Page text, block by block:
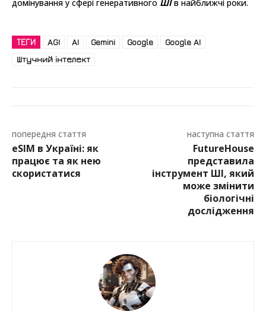
домінування у сфері генеративного ШІв найближчі роки.
ТЕГИ AGI AI Gemini Google
Google AI
Штучний інтелект
попередня стаття
eSIM в Україні: як
працює та як нею
скористатися
наступна стаття
FutureHouse
представила
інструмент ШІ, який
може змінити
біологічні
дослідження